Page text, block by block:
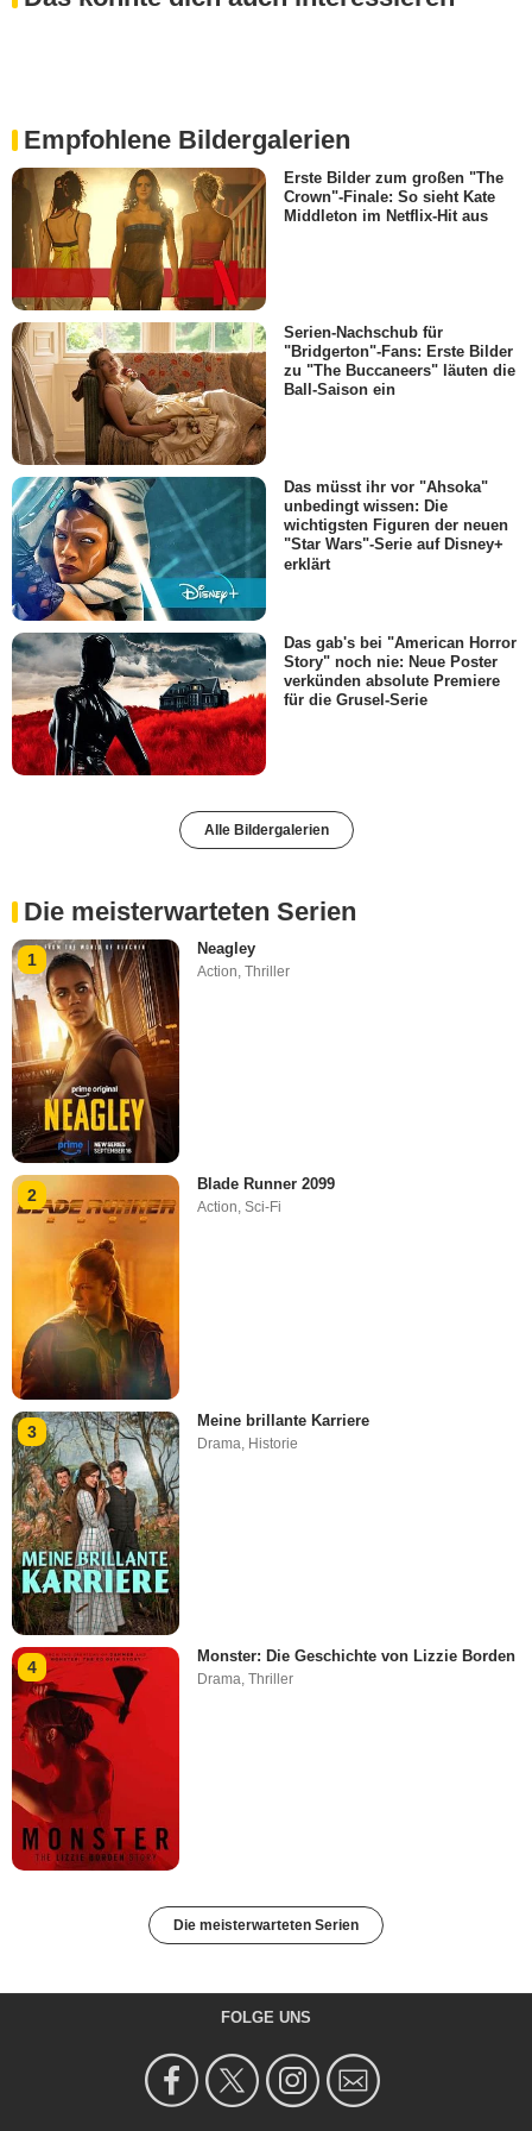
Empfohlene Bildergalerien
Erste Bilder zum großen "The
Crown"-Finale: So sieht Kate
Middleton im Netflix-Hit aus
Serien-Nachschub für
"Bridgerton"-Fans: Erste Bilder
zu "The Buccaneers" läuten die
Ball-Saison ein
Das müsst ihr vor "Ahsoka"
unbedingt wissen: Die
wichtigsten Figuren der neuen
"Star Wars"-Serie auf Disney+
erklärt
Das gab's bei "American Horror
Story" noch nie: Neue Poster
verkünden absolute Premiere
für die Grusel-Serie
Alle Bildergalerien
Die meisterwarteten Serien
1
Neagley
Action,Thriller
2
Blade Runner 2099
Action,Sci-Fi
3
Meine brillante Karriere
Drama Historie
4
Monster: Die Geschichte von Lizzie Borden
Drama,Thriller
Die meisterwarteten Serien
FOLGE UNS